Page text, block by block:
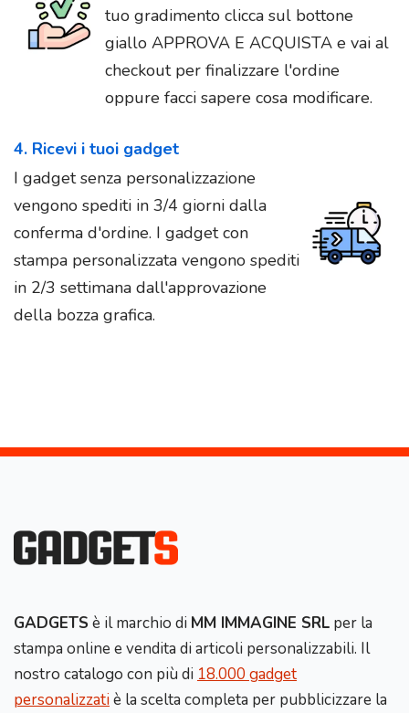
tuo gradimento clicca sul bottone
giallo APPROVA E ACQUISTA e vai al
checkout per finalizzare l'ordine
oppure facci sapere cosa modificare.
4. Ricevi i tuoi gadget
I gadget senza personalizzazione
vengono spediti in 3/4 giorni dalla
conferma d'ordine. I gadget con
stampa personalizzata vengono spediti
in 2/3 settimana dall'approvazione
della bozza grafica.
GADGETS è il marchio di MM IMMAGINE SRL per la
stampa online e vendita di articoli personalizzabili. Il
nostro catalogo con più di 18.000 gadget
personalizzatiè la scelta completa per pubblicizzare la